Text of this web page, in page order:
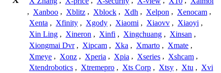
, Xanboo , Xblitz , Xblock , Xdh , Xelpon , Xenocam ,
Xenta , Xfinity , Xgody , Xiaomi , Xiaovv , Xiaoyi ,
Xin Ling , Xineron , Xinfi , Xingchuang , Xinsan ,
Xiongmai Dvr , Xipcam , Xka , Xmarto , Xmate ,
Xmeye , Xonz , Xperia , Xpia , Xseries , Xshcam ,
Xtendrobotics , Xtremepro , Xts Corp , Xtsy , Xtu , Xvi